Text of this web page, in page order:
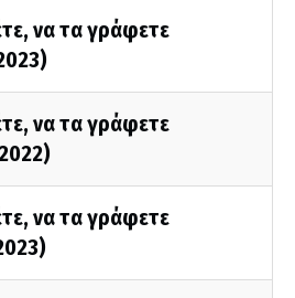
να τα γράφετε
να τα γράφετε
να τα γράφετε